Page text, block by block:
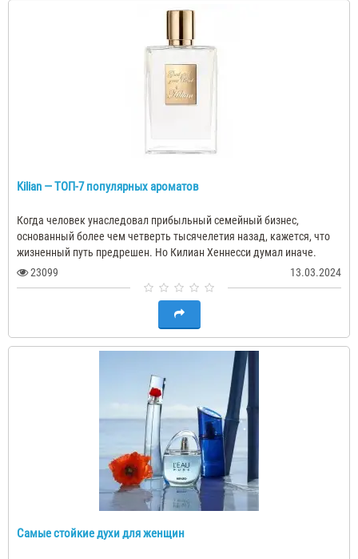
Kilian — ТОП-7 популярных ароматов
Когда человек унаследовал прибыльный семейный бизнес,
основанный более чем четверть тысячелетия назад, кажется, что
жизненный путь предрешен. Но Килиан Хеннесси думал иначе.
Предки создали настоящую к..
23099 13.03.2024
Самые стойкие духи для женщин